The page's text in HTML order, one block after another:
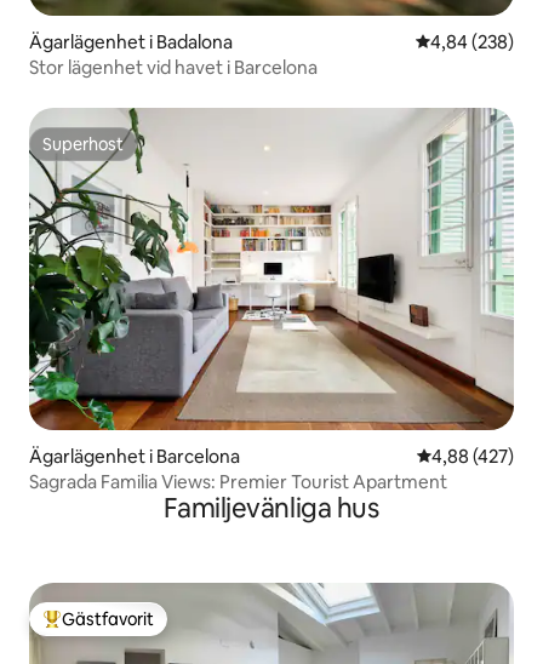
Ägarlägenhet i Badalona 4,84 av 5 i
4,84 (238)
Stor lägenhet vid havet i Barcelona
Superhost
Superhost
Ägarlägenhet i Barcelona 4,88 av 5 i
4,88 (427)
Sagrada Familia Views: Premier Tourist Apartment
Familjevänliga hus
Populär gästfavorit
Gästfavorit